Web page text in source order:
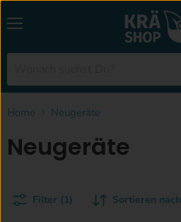
Home Neugeräte
Neugeräte
Filter (1) Sortieren nach